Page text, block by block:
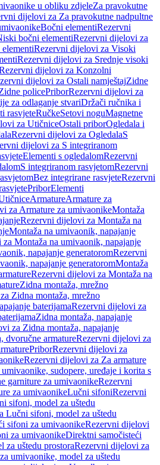
u obliku zdjeleZa pravokutne
dijelovi za Za pravokutne nadpultne
Bočni elementiRezervni
bočni elementiRezervni dijelovi za
Rezervni dijelovi za Visoki
Rezervni dijelovi za Srednje visoki
dijelovi za Konzolni
dijelovi za Ostali namještajZidne
policePriborRezervni dijelovi za
za odlaganje stvariDržači ručnika i
rasvjeteRučkeSetovi noguMagnetne
za UtičniceOstali priborOgledala i
Rezervni dijelovi za OgledalaS
dijelovi za S integriranom
Elementi s ogledalomRezervni
S integriranom rasvjetomRezervni
Bez integrirane rasvjeteRezervni
PriborElementi
ArmatureArmature za
za Armature za umivaonikeMontaža
Rezervni dijelovi za Montaža na
Montaža na umivaonik, napajanje
Montaža na umivaonik, napajanje
napajanje generatoromRezervni
napajanje generatoromMontaža
Rezervni dijelovi za Montaža na
Zidna montaža, mrežno
Zidna montaža, mrežno
baterijamaRezervni dijelovi za
Zidna montaža, napajanje
za Zidna montaža, napajanje
dvoručne armatureRezervni dijelovi za
PriborRezervni dijelovi za
Rezervni dijelovi za Za armature
sudopere, uređaje i korita s
garniture za umivaonikeRezervni
za umivaonikeLučni sifoniRezervni
sifoni, model za uštedu
Lučni sifoni, model za uštedu
sifoni za umivaonikeRezervni dijelovi
za umivaonikeDirektni samočisteći
za uštedu prostoraRezervni dijelovi za
umivaonike, model za uštedu